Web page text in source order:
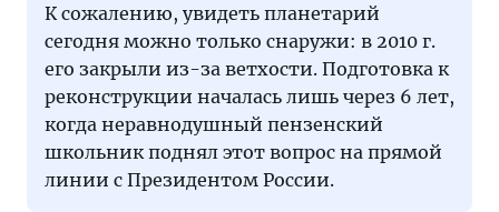
К сожалению, увидеть планетарий
сегодня можно только снаружи: в 2010 г.
его закрыли из-за ветхости. Подготовка к
реконструкции началась лишь через 6 лет,
когда неравнодушный пензенский
школьник поднял этот вопрос на прямой
линии с Президентом России.